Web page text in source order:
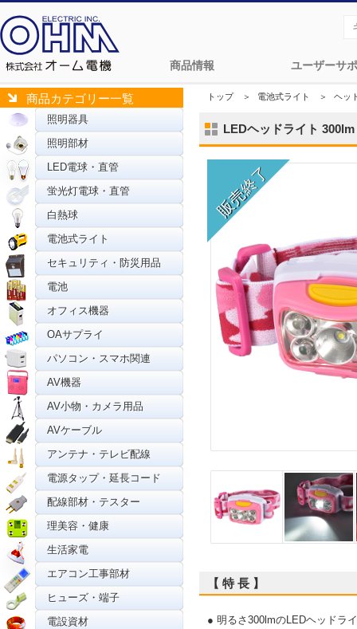
商品情報 ユーザーサ
商品カテゴリー一覧
照明器具
照明部材
LED電球・直管
蛍光灯電球・直管
白熱球
電池式ライト
セキュリティ・防災用品
電池
オフィス機器
OAサプライ
パソコン・スマホ関連
AV機器
AV小物・カメラ用品
AVケーブル
アンテナ・テレビ配線
電源タップ・延長コード
配線部材・テスター
理美容・健康
生活家電
エアコン工事部材
ヒューズ・端子
電設資材
トップ＞ 電池式ライト ＞ ヘッ
LEDヘッドライト
【 特 長 】
● 明るさ300lmのLEDヘッドラ